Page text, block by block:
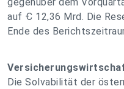
auf Ꞓ 12,36 Mrd. Die
Ende des
Die Solvabilität der